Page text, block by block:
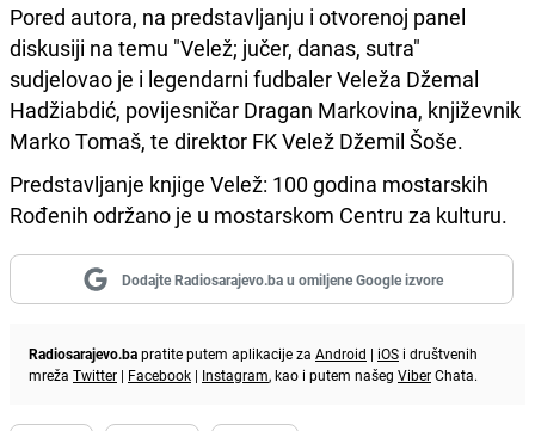
Pored autora, na predstavljanju i otvorenoj panel
diskusiji na temu "Velež; jučer, danas, sutra"
sudjelovao je i legendarni fudbaler Veleža Džemal
Hadžiabdić, povijesničar Dragan Markovina, književnik
Marko Tomaš, te direktor FK Velež Džemil Šoše.
Predstavljanje knjige Velež: 100 godina mostarskih
Rođenih održano je u mostarskom Centru za kulturu.
Dodajte Radiosarajevo.ba u omiljene Google izvore
Radiosarajevo.bapratite putem aplikacije za Android | iOS i društvenih
mreža Twitter | Facebook | Instagram, kao i putem našeg ViberChata.